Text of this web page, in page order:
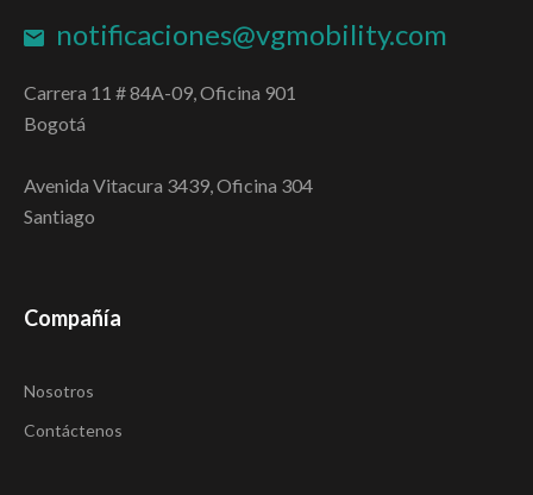
notificaciones@vgmobility.com
Carrera 11 # 84A-09, Oficina 901
Bogotá
Avenida Vitacura 3439, Oficina 304
Santiago
Compañía
Nosotros
Contáctenos